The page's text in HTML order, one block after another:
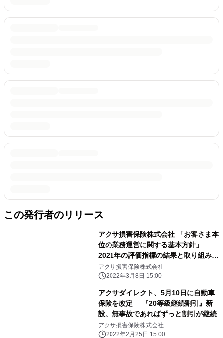
この発行者のリリース
アクサ損害保険株式会社 「お客さま本
位の業務運営に関する基本方針」
2021年の評価指標の結果と取り組みを
公表
アクサ損害保険株式会社
2022年3月8日 15:00
アクサダイレクト、5月10日に自動車
保険を改定 『20等級継続割引』新
設、無事故であればずっと割引が継続
アクサ損害保険株式会社
2022年2月25日 15:00